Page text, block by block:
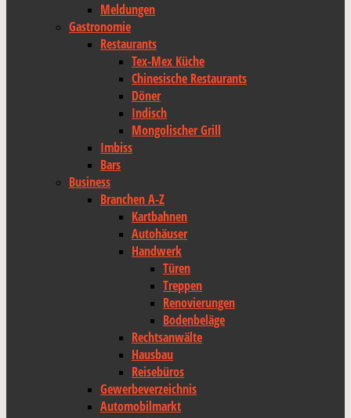
Meldungen
Gastronomie
Restaurants
Tex-Mex Küche
Chinesische Restaurants
Döner
Indisch
Mongolischer Grill
Imbiss
Bars
Business
Branchen A-Z
Kartbahnen
Autohäuser
Handwerk
Türen
Treppen
Renovierungen
Bodenbeläge
Rechtsanwälte
Hausbau
Reisebüros
Gewerbeverzeichnis
Automobilmarkt